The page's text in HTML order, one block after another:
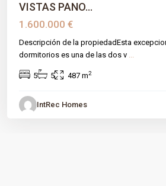
VISTAS PANO...
1.600.000 €
Descripción de la propiedadEsta
dormitorios es una de las dos v ...
5 5 487 m2
IntRec Homes